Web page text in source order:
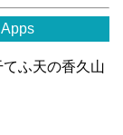
ふ天の香久山